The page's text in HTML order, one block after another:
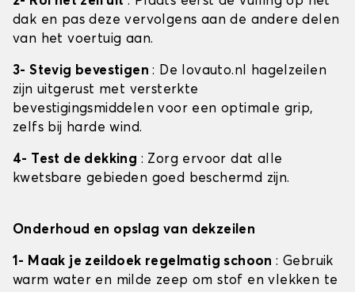
dak en pas deze vervolgens aan de andere delen
van het voertuig aan.
3- Stevig bevestigen: De lovauto.nl hagelzeilen
zijn uitgerust met versterkte
bevestigingsmiddelen voor een optimale grip,
zelfs bij harde wind.
4- Test de dekking : Zorg ervoor dat alle
kwetsbare gebieden goed beschermd zijn.
Onderhoud en opslag van dekzeilen
1- Maak je zeildoek regelmatig schoon: Gebruik
warm water en milde zeep om stof en vlekken te